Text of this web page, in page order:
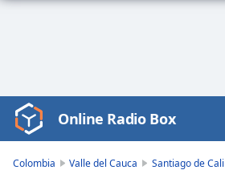
Video
Player
Online Radio Box
Colombia Valle del Cauca Santiago de Cali